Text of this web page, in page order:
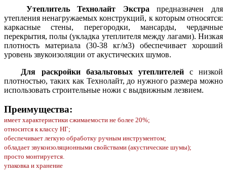
Утеплитель Технолайт Экстра предназначен для
утепления ненагружаемых конструкций, к которым относятся:
каркасные стены, перегородки, мансарды, чердачные
перекрытия, полы (укладка утеплителя между лагами). Низкая
плотность материала (30-38 кг/м3) обеспечивает хороший
уровень звукоизоляции от акустических шумов.
Для раскройки базальтовых утеплителейс низкой
плотностью, таких как Технолайт, до нужного размера можно
использовать строительные ножи с выдвижным лезвием.
Преимущества:
имеет характеристики сжимаемости не более 20%;
относится к классу НГ;
обеспечивает легкую обработку ручным инструментом;
обладает звукоизоляционными свойствами (акустические шумы);
просто монтируется.
упаковка и хранение